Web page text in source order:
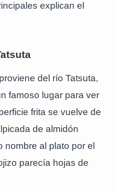
explican el
del río Tatsuta,
famoso lugar para ver
frita se vuelve de
de almidón
nombre al plato por el
parecía hojas de